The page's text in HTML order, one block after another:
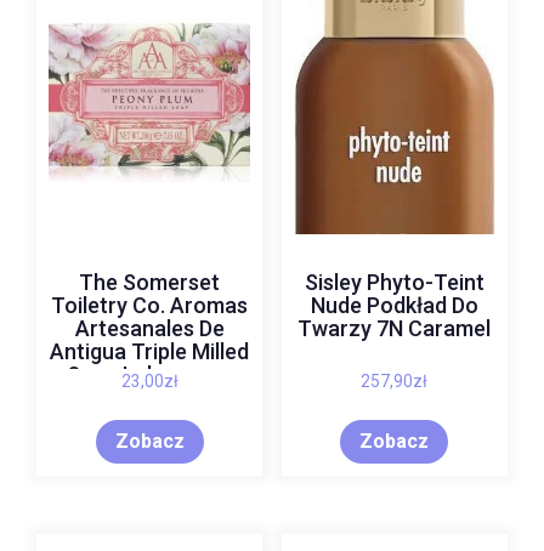
The Somerset
Toiletry Co. Aromas
Artesanales De
Antigua Triple Milled
Soap Luksusowe
Mydło Peony 200 G
23,00zł
Zobacz
Sisley Phyto-Teint
Nude Podkład Do
Twarzy 7N Caramel
257,90zł
Zobacz